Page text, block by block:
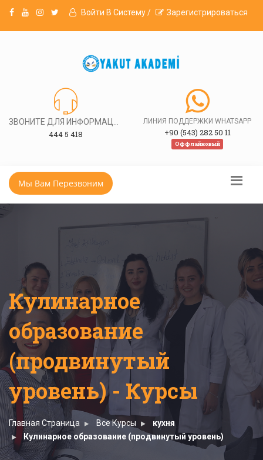
Войти В Систему / Зарегистрироваться
444 5 418
ЛИНИЯ ПОДДЕРЖКИ WHATSAPP
+90 (543) 282 50 11
Оффлайновый
Мы Вам Перезвоним
Кулинарное
образование
(продвинутый
уровень) - Курсы
Главная Страница Все Курсы
кухня
Кулинарное образование (продвинутый уровень)